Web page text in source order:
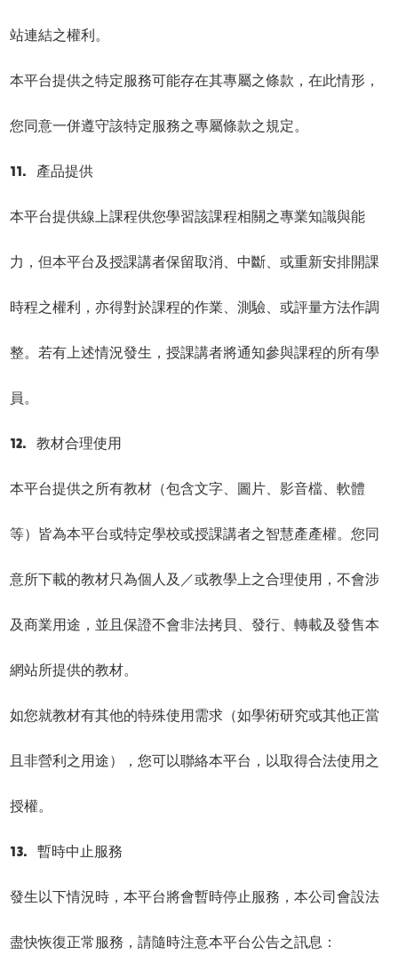
站連結之權利。
本平台提供之特定服務可能存在其專屬之條款，在此情形，
您同意一併遵守該特定服務之專屬條款之規定。
11. 產品提供
本平台提供線上課程供您學習該課程相關之專業知識與能
力，但本平台及授課講者保留取消、中斷、或重新安排開課
時程之權利，亦得對於課程的作業、測驗、或評量方法作調
整。若有上述情況發生，授課講者將通知參與課程的所有學
員。
12. 教材合理使用
本平台提供之所有教材（包含文字、圖片、影音檔、軟體
等）皆為本平台或特定學校或授課講者之智慧產產權。您同
意所下載的教材只為個人及／或教學上之合理使用，不會涉
及商業用途，並且保證不會非法拷貝、發行、轉載及發售本
網站所提供的教材。
如您就教材有其他的特殊使用需求（如學術研究或其他正當
且非營利之用途），您可以聯絡本平台，以取得合法使用之
授權。
13. 暫時中止服務
發生以下情況時，本平台將會暫時停止服務，本公司會設法
盡快恢復正常服務，請隨時注意本平台公告之訊息：